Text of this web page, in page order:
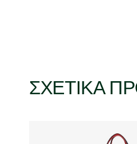
ΣΧΕΤΙΚΆ